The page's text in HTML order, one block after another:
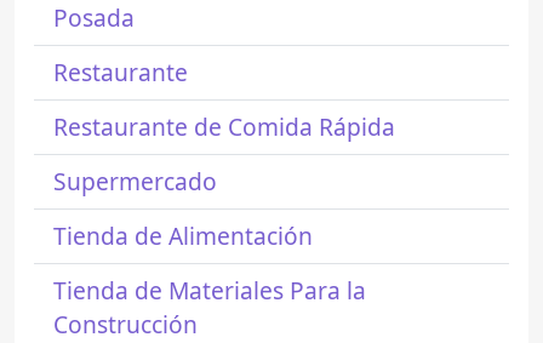
Posada
Restaurante
Restaurante de Comida Rápida
Supermercado
Tienda de Alimentación
Tienda de Materiales Para la
Construcción